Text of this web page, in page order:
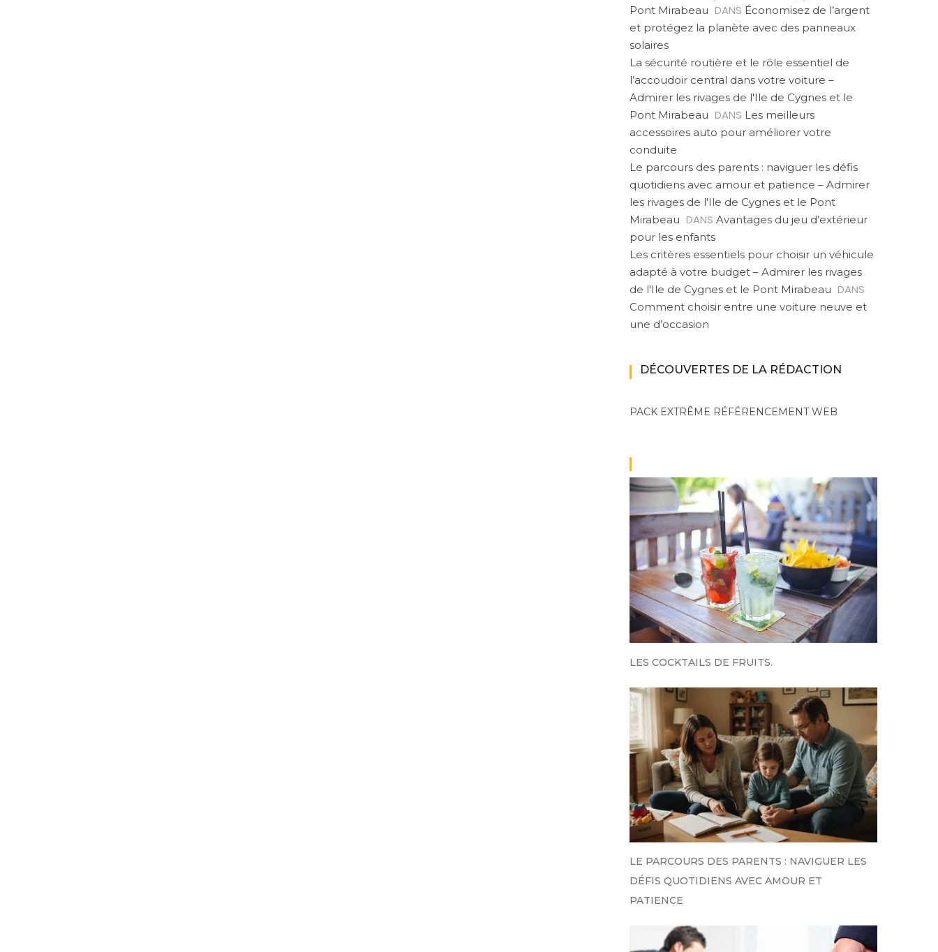
Pont Mirabeau DANS Économisez de l’argent
et protégez la planète avec des panneaux
solaires
La sécurité routière et le rôle essentiel de
l’accoudoir central dans votre voiture –
Admirer les rivages de l'Ile de Cygnes et le
Pont Mirabeau DANS Les meilleurs
accessoires auto pour améliorer votre
conduite
Le parcours des parents : naviguer les défis
quotidiens avec amour et patience – Admirer
les rivages de l'Ile de Cygnes et le Pont
Mirabeau DANS Avantages du jeu d’extérieur
pour les enfants
Les critères essentiels pour choisir un véhicule
adapté à votre budget – Admirer les rivages
de l'Ile de Cygnes et le Pont Mirabeau DANS
Comment choisir entre une voiture neuve et
une d’occasion
DÉCOUVERTES DE LA RÉDACTION
PACK EXTRÊME RÉFÉRENCEMENT WEB
LES COCKTAILS DE FRUITS.
LE PARCOURS DES PARENTS : NAVIGUER LES
DÉFIS QUOTIDIENS AVEC AMOUR ET
PATIENCE